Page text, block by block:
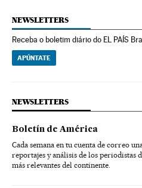
NEWSLETTERS
Receba o boletim diário do EL PAÍS
APÚNTATE
NEWSLETTERS
Boletín de América
Cada semana en tu cuenta de correo
reportajes y análisis de los periodistas
más relevantes del continente.